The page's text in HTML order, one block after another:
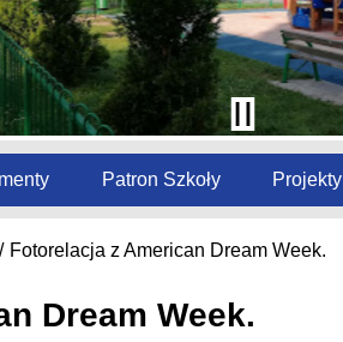
Patron Szkoły Projekty
Fotorelacja z American Dream Week.
Dream Week.